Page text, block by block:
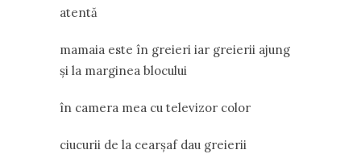
atentă
mamaia este în greieri iar greierii ajung
și la marginea blocului
în camera mea cu televizor color
ciucurii de la cearșaf dau greierii